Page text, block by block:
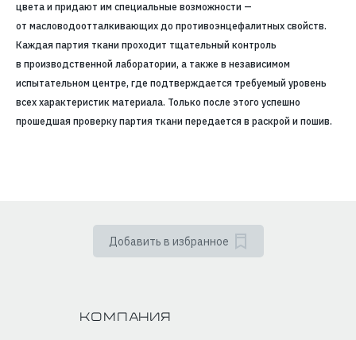
цвета и придают им специальные возможности —
от масловодоотталкивающих до противоэнцефалитных свойств.
Каждая партия ткани проходит тщательный контроль
в производственной лаборатории, а также в независимом
испытательном центре, где подтверждается требуемый уровень
всех характеристик материала. Только после этого успешно
прошедшая проверку партия ткани передается в раскрой и пошив.
Добавить в избранное
Компания